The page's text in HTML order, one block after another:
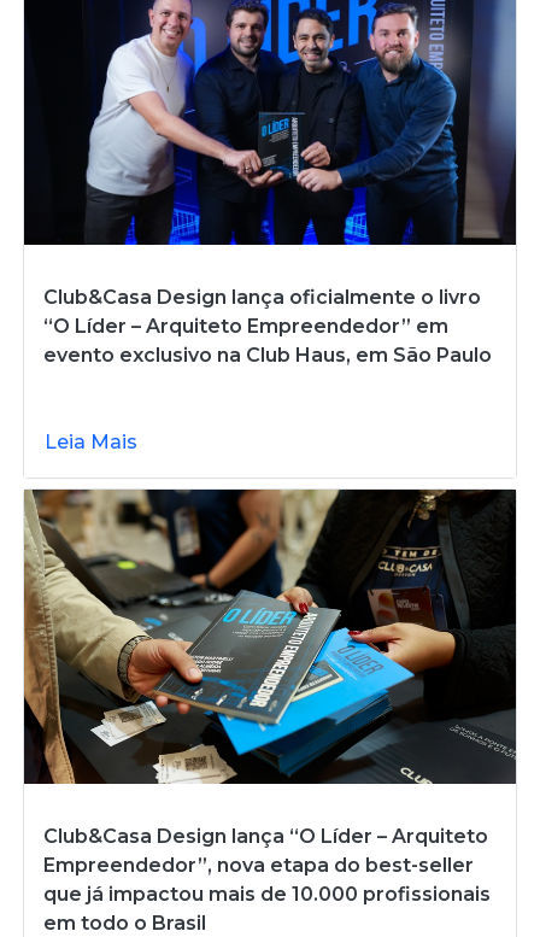
Club&Casa Design lança oficialmente o livro
“O Líder – Arquiteto Empreendedor” em
evento exclusivo na Club Haus, em São Paulo
Leia Mais
Club&Casa Design lança “O Líder – Arquiteto
Empreendedor”, nova etapa do best-seller
que já impactou mais de 10.000 profissionais
em todo o Brasil